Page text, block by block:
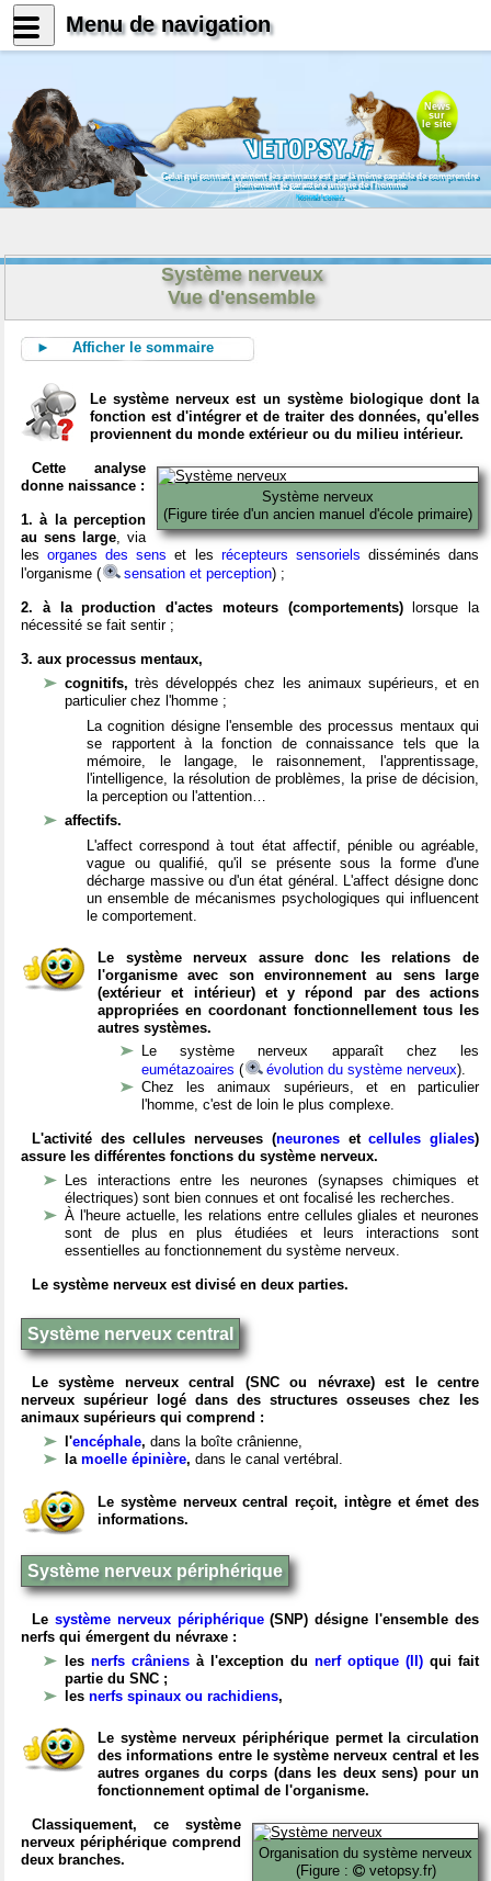
News
sur
le site
Celui qui connait vraiment les animaux est par là même capable de comprendre
pleinement le caractère unique de l'homme
Konrad Lorenz
Système nerveux
Vue d'ensemble
► Afficher le sommaire
Le système nerveux est un système biologique dont la
fonction est d'intégrer et de traiter des données, qu'elles
proviennent du monde extérieur ou du milieu intérieur.
Système nerveux
(Figure tirée d'un ancien manuel d'école primaire)
Cette analyse
donne naissance :
1. à la perception
au sens large, via
lesorganes des sens et les récepteurs sensoriels disséminés dans
l'organisme (
sensation et perception) ;
2. à la production d'actes moteurs (comportements)lorsque la
nécessité se fait sentir ;
3. aux processus mentaux,
cognitifs,très développés chez les animaux supérieurs, et en
particulier chez l'homme ;
La cognition désigne l'ensemble des processus mentaux qui
se rapportent à la fonction de connaissance tels que la
mémoire, le langage, le raisonnement, l'apprentissage,
l'intelligence, la résolution de problèmes, la prise de décision,
la perception ou l'attention…
affectifs.
L'affect correspond à tout état affectif, pénible ou agréable,
vague ou qualifié, qu'il se présente sous la forme d'une
décharge massive ou d'un état général. L'affect désigne donc
un ensemble de mécanismes psychologiques qui influencent
le comportement.
Le système nerveux assure donc les relations de
l'organisme avec son environnement au sens large
(extérieur et intérieur) et y répond par des actions
appropriées en coordonant fonctionnellement tous les
autres systèmes.
Le système nerveux apparaît chez les
eumétazoaires ( évolution du système nerveux).
Chez les animaux supérieurs, et en particulier
l'homme, c'est de loin le plus complexe.
L'activité des cellules nerveuses (neuronesetcellules gliales)
assure les différentes fonctions du système nerveux.
Les interactions entre les neurones (synapses chimiques et
électriques) sont bien connues et ont focalisé les recherches.
À l'heure actuelle, les relations entre cellules gliales et neurones
sont de plus en plus étudiées et leurs interactions sont
essentielles au fonctionnement du système nerveux.
Le système nerveux est divisé en deux parties.
Système nerveux central
Le système nerveux central (SNC ou névraxe) est le centre
nerveux supérieur logé dans des structures osseuses chez les
animaux supérieurs qui comprend :
l'encéphale, dans la boîte crânienne,
la moelle épinière, dans le canal vertébral.
Le système nerveux central reçoit, intègre et émet des
informations.
Système nerveux périphérique
Le système nerveux périphérique(SNP) désigne l'ensemble des
nerfs qui émergent du névraxe :
les nerfs crâniens à l'exception du nerf optique (II) qui fait
partie du SNC ;
les nerfs spinaux ou rachidiens,
Le système nerveux périphérique permet la circulation
des informations entre le système nerveux central et les
autres organes du corps (dans les deux sens) pour un
fonctionnement optimal de l'organisme.
Organisation du système nerveux
(Figure :
vetopsy.fr)
Classiquement, ce système
nerveux périphérique comprend
deux branches.
Menu de navigation